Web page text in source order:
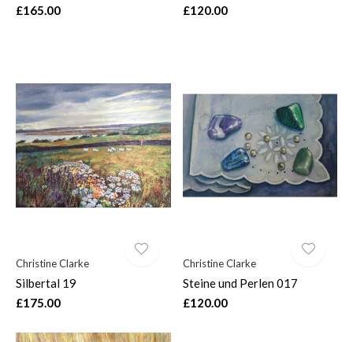
£165.00
£120.00
Christine Clarke
Silbertal 19
£175.00
Christine Clarke
Steine und Perlen 017
£120.00